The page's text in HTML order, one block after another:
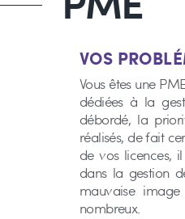
VOS
Vous êtes une
dédiées à la
débordé, la
réalisés, de fait
de vos licences,
dans la gestion
mauvaise
nombreux.